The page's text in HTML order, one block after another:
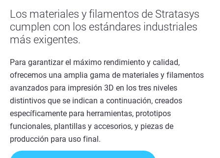
Los materiales y filamentos de Stratasys
cumplen con los estándares industriales
más exigentes.
Para garantizar el máximo rendimiento y calidad,
ofrecemos una amplia gama de materiales y filamentos
avanzados para impresión 3D en los tres niveles
distintivos que se indican a continuación, creados
específicamente para herramientas, prototipos
funcionales, plantillas y accesorios, y piezas de
producción para uso final.